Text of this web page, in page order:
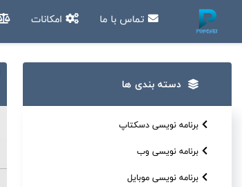
تماس با ما امکانات
دسته بندی ها
برنامه نویسی دسکتاپ
برنامه نویسی وب
برنامه نویسی موبایل